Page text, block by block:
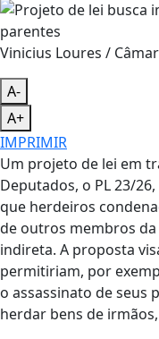
Vinicius Loures /
A-
A+
IMPRIMIR
Um projeto de lei em
Deputados, o PL 23/
que herdeiros
de outros membros
indireta. A proposta
permitiriam, por
o assassinato de seus
herdar bens de